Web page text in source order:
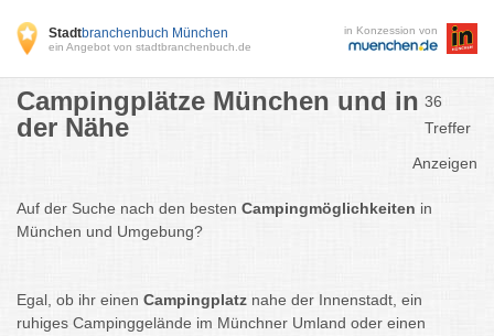
Stadtbranchenbuch München
ein Angebot von stadtbranchenbuch.de
in Konzession von
Campingplätze München und in
der Nähe
36
Treffer
Anzeigen
Auf der Suche nach den besten Campingmöglichkeiten in
München und Umgebung?
Egal, ob ihr einen Campingplatz nahe der Innenstadt, ein
ruhiges Campinggelände im Münchner Umland oder einen